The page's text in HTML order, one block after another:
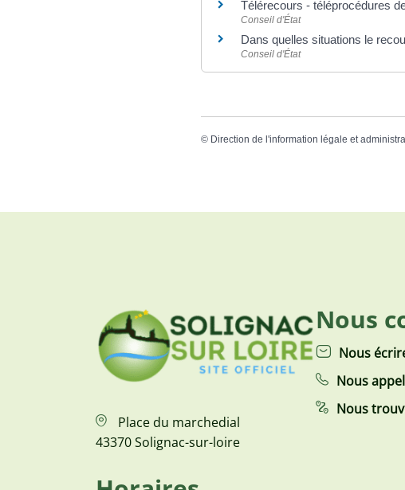
Télérecours - téléprocédures
Conseil d'État
Dans quelles situations le
Conseil d'État
© Direction de l'information légale et
Place du marchedial
43370 Solignac-sur-loire
Nous
Nous
Nous
Nous